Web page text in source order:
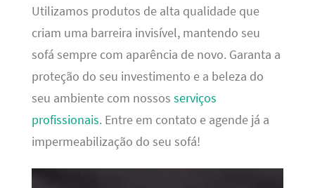
Utilizamos produtos de alta qualidade que
criam uma barreira invisível, mantendo seu
sofá sempre com aparência de novo. Garanta a
proteção do seu investimento e a beleza do
seu ambiente com nossos serviços
profissionais. Entre em contato e agende já a
impermeabilização do seu sofá!